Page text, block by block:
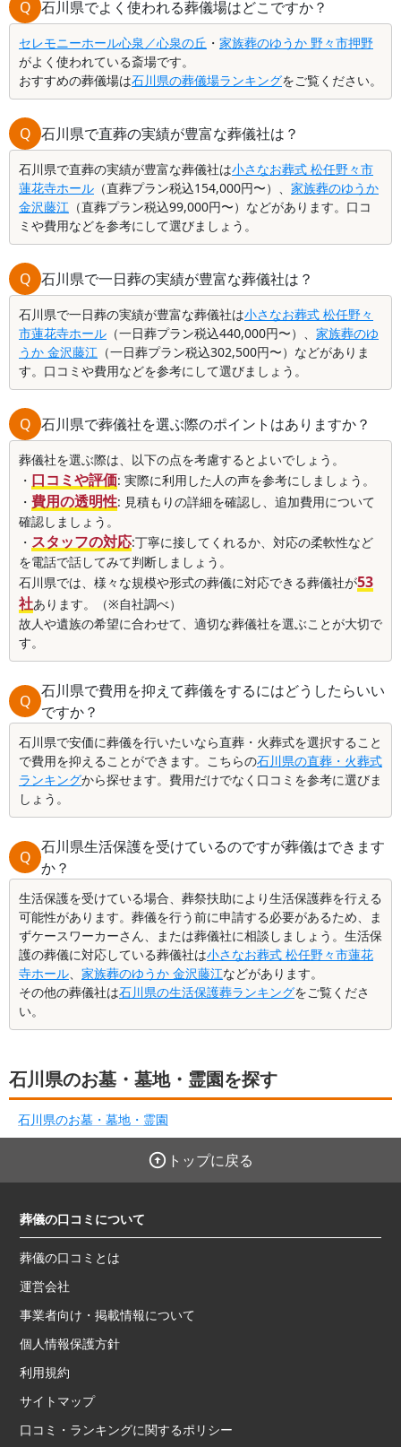
Q 石川県でよく使われる葬儀場はどこですか？
セレモニーホール心泉／心泉の丘 ・ 家族葬のゆうか 野々市押野
がよく使われている斎場です。
おすすめの葬儀場は石川県の葬儀場ランキングをご覧ください。
Q 石川県で直葬の実績が豊富な葬儀社は？
石川県で直葬の実績が豊富な葬儀社は小さなお葬式 松任野々市
蓮花寺ホール （直葬プラン税込154,000円〜）、 家族葬のゆうか
金沢藤江 （直葬プラン税込99,000円〜）などがあります。口コ
ミや費用などを参考にして選びましょう。
Q 石川県で一日葬の実績が豊富な葬儀社は？
石川県で一日葬の実績が豊富な葬儀社は小さなお葬式 松任野々
市蓮花寺ホール （一日葬プラン税込440,000円〜）、 家族葬のゆ
うか 金沢藤江 （一日葬プラン税込302,500円〜）などがありま
す。口コミや費用などを参考にして選びましょう。
Q 石川県で葬儀社を選ぶ際のポイントはありますか？
葬儀社を選ぶ際は、以下の点を考慮するとよいでしょう。
・ 口コミや評価: 実際に利用した人の声を参考にしましょう。
・ 費用の透明性: 見積もりの詳細を確認し、追加費用について
確認しましょう。
・ スタッフの対応:丁寧に接してくれるか、対応の柔軟性など
を電話で話してみて判断しましょう。
石川県では、様々な規模や形式の葬儀に対応できる葬儀社が53
社あります。（※自社調べ）
故人や遺族の希望に合わせて、適切な葬儀社を選ぶことが大切で
す。
Q
石川県で費用を抑えて葬儀をするにはどうしたらいい
ですか？
石川県で安価に葬儀を行いたいなら直葬・火葬式を選択すること
で費用を抑えることができます。こちらの石川県の直葬・火葬式
ランキングから探せます。費用だけでなく口コミを参考に選びま
しょう。
Q
石川県生活保護を受けているのですが葬儀はできます
か？
生活保護を受けている場合、葬祭扶助により生活保護葬を行える
可能性があります。葬儀を行う前に申請する必要があるため、ま
ずケースワーカーさん、または葬儀社に相談しましょう。生活保
護の葬儀に対応している葬儀社は小さなお葬式 松任野々市蓮花
寺ホール、 家族葬のゆうか 金沢藤江などがあります。
その他の葬儀社は石川県の生活保護葬ランキングをご覧くださ
い。
石川県のお墓・墓地・霊園を探す
石川県のお墓・墓地・霊園
トップに戻る
葬儀の口コミについて
葬儀の口コミとは
運営会社
事業者向け・掲載情報について
個人情報保護方針
利用規約
サイトマップ
口コミ・ランキングに関するポリシー